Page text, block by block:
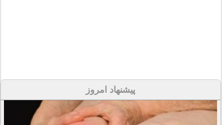
پیشنهاد امروز